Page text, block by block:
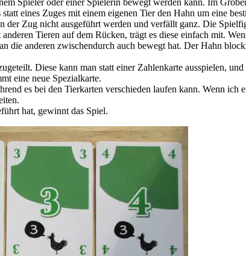
eines Zuges mit einem eigenen Tier den Hahn um eine
der Zug nicht ausgeführt werden und verfällt ganz. Die
Tieren auf dem Rücken, trägt es diese einfach mit.
die anderen zwischendurch auch bewegt hat. Der Hahn
Diese kann man statt einer Zahlenkarte ausspielen,
eine neue Spezialkarte.
es bei den Tierkarten verschieden laufen kann. Wenn
hat, gewinnt das Spiel.